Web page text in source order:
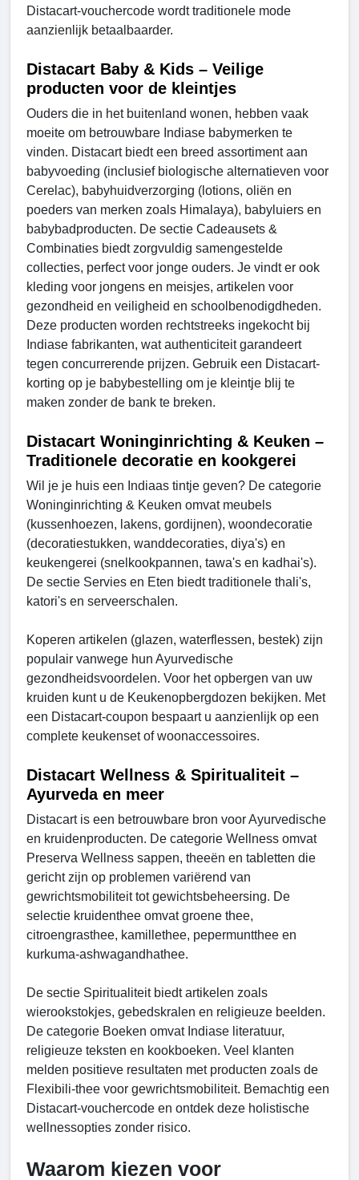
Distacart-vouchercode wordt traditionele mode
aanzienlijk betaalbaarder.
Distacart Baby & Kids – Veilige
producten voor de kleintjes
Ouders die in het buitenland wonen, hebben vaak
moeite om betrouwbare Indiase babymerken te
vinden. Distacart biedt een breed assortiment aan
babyvoeding (inclusief biologische alternatieven voor
Cerelac), babyhuidverzorging (lotions, oliën en
poeders van merken zoals Himalaya), babyluiers en
babybadproducten. De sectie Cadeausets &
Combinaties biedt zorgvuldig samengestelde
collecties, perfect voor jonge ouders. Je vindt er ook
kleding voor jongens en meisjes, artikelen voor
gezondheid en veiligheid en schoolbenodigdheden.
Deze producten worden rechtstreeks ingekocht bij
Indiase fabrikanten, wat authenticiteit garandeert
tegen concurrerende prijzen. Gebruik een Distacart-
korting op je babybestelling om je kleintje blij te
maken zonder de bank te breken.
Distacart Woninginrichting & Keuken –
Traditionele decoratie en kookgerei
Wil je je huis een Indiaas tintje geven? De categorie
Woninginrichting & Keuken omvat meubels
(kussenhoezen, lakens, gordijnen), woondecoratie
(decoratiestukken, wanddecoraties, diya's) en
keukengerei (snelkookpannen, tawa's en kadhai's).
De sectie Servies en Eten biedt traditionele thali's,
katori's en serveerschalen.
Koperen artikelen (glazen, waterflessen, bestek) zijn
populair vanwege hun Ayurvedische
gezondheidsvoordelen. Voor het opbergen van uw
kruiden kunt u de Keukenopbergdozen bekijken. Met
een Distacart-coupon bespaart u aanzienlijk op een
complete keukenset of woonaccessoires.
Distacart Wellness & Spiritualiteit –
Ayurveda en meer
Distacart is een betrouwbare bron voor Ayurvedische
en kruidenproducten. De categorie Wellness omvat
Preserva Wellness sappen, theeën en tabletten die
gericht zijn op problemen variërend van
gewrichtsmobiliteit tot gewichtsbeheersing. De
selectie kruidenthee omvat groene thee,
citroengrasthee, kamillethee, pepermuntthee en
kurkuma-ashwagandhathee.
De sectie Spiritualiteit biedt artikelen zoals
wierookstokjes, gebedskralen en religieuze beelden.
De categorie Boeken omvat Indiase literatuur,
religieuze teksten en kookboeken. Veel klanten
melden positieve resultaten met producten zoals de
Flexibili-thee voor gewrichtsmobiliteit. Bemachtig een
Distacart-vouchercode en ontdek deze holistische
wellnessopties zonder risico.
Waarom kiezen voor